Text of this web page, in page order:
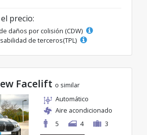
precio:
daños por colisión (CDW)
de terceros(TPL)
Facelift o similar
Automático
Aire acondicionado
5
4 3